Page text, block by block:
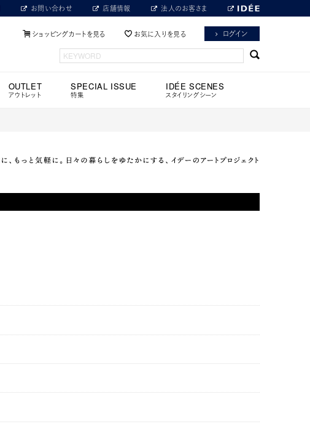
お問い合わせ 店舗情報 法人のお客さま
ショッピングカートを見る お気に入りを見る ログイン
OUTLET
アウトレット
SPECIAL ISSUE
特集
IDÉE SCENES
スタイリングシーン